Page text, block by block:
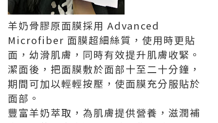
羊奶骨膠原面膜採用 Advanced
Microfiber 面膜超細絲質，使用時更貼
面，幼滑肌膚，同時有效提升肌膚收緊。
潔面後，把面膜敷於面部十至二十分鐘，
期間可加以輕輕按壓，使面膜充分服貼於
面部。
豐富羊奶萃取，為肌膚提供營養，滋潤補